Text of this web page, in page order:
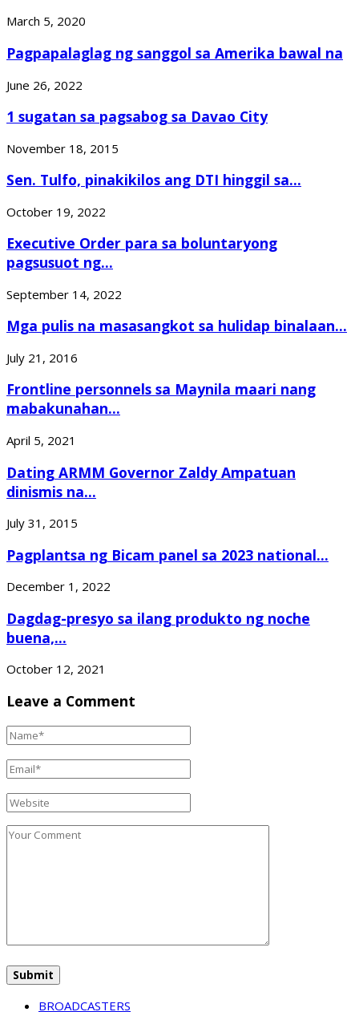
March 5, 2020
Pagpapalaglag ng sanggol sa Amerika bawal na
June 26, 2022
1 sugatan sa pagsabog sa Davao City
November 18, 2015
Sen. Tulfo, pinakikilos ang DTI hinggil sa...
October 19, 2022
Executive Order para sa boluntaryong
pagsusuot ng...
September 14, 2022
Mga pulis na masasangkot sa hulidap binalaan...
July 21, 2016
Frontline personnels sa Maynila maari nang
mabakunahan...
April 5, 2021
Dating ARMM Governor Zaldy Ampatuan
dinismis na...
July 31, 2015
Pagplantsa ng Bicam panel sa 2023 national...
December 1, 2022
Dagdag-presyo sa ilang produkto ng noche
buena,...
October 12, 2021
Leave a Comment
BROADCASTERS